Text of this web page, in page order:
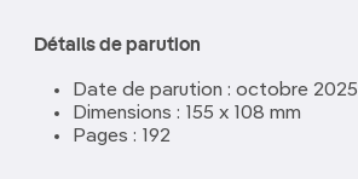
Détails de parution
Date de parution : octobre 2025
Dimensions : 155 x 108 mm
Pages : 192